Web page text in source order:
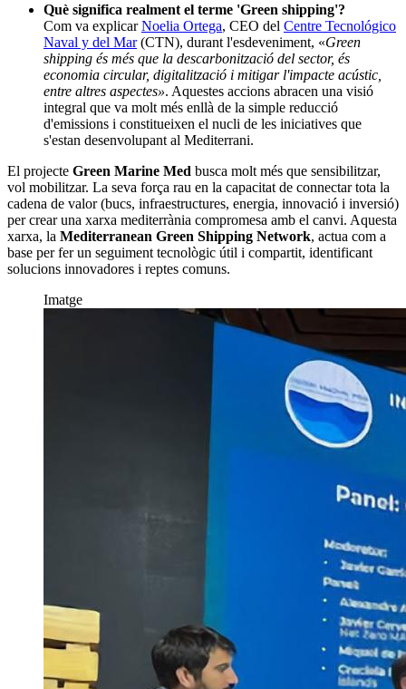
Què significa realment el terme 'Green shipping'?
Com va explicarNoelia Ortega, CEO del Centre Tecnológico
Naval y del Mar(CTN), durant l'esdeveniment, «Green
shipping és més que la descarbonització del sector, és
economia circular, digitalització i mitigar l'impacte acústic,
entre altres aspectes». Aquestes accions abracen una visió
integral que va molt més enllà de la simple reducció
d'emissions i constitueixen el nucli de les iniciatives que
s'estan desenvolupant al Mediterrani.
El projecte Green Marine Med busca molt més que sensibilitzar,
vol mobilitzar. La seva força rau en la capacitat de connectar tota la
cadena de valor (bucs, infraestructures, energia, innovació i inversió)
per crear una xarxa mediterrània compromesa amb el canvi. Aquesta
xarxa, la Mediterranean Green Shipping Network, actua com a
base per fer un seguiment tecnològic útil i compartit, identificant
solucions innovadores i reptes comuns.
Imatge